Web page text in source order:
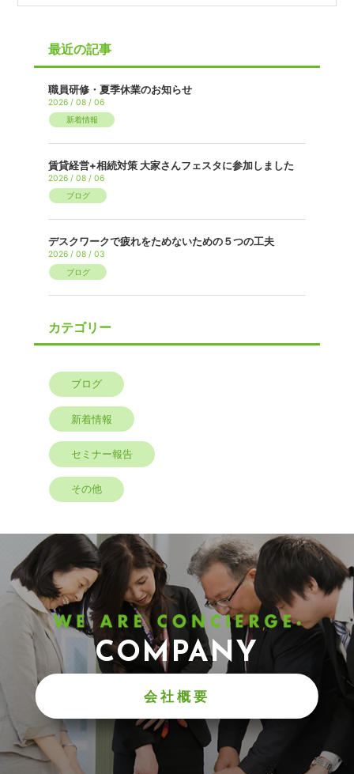
最近の記事
職員研修・夏季休業のお知らせ
2026 / 08 / 06
新着情報
賃貸経営+相続対策 大家さんフェスタに参加しました
2026 / 08 / 06
ブログ
デスクワークで疲れをためないための５つの工夫
2026 / 08 / 03
ブログ
カテゴリー
ブログ
新着情報
セミナー報告
その他
COMPANY
会社概要